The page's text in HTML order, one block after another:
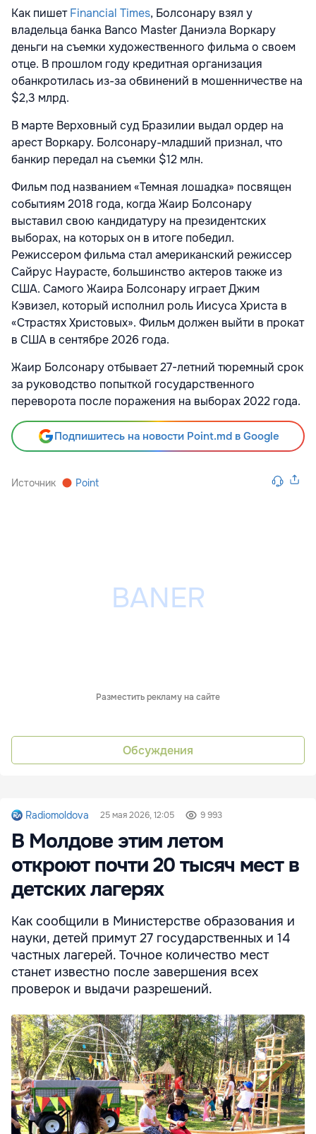
Как пишетFinancial Times, Болсонару взял у
владельца банка Banco Master Даниэла Воркару
деньги на съемки художественного фильма о своем
отце. В прошлом году кредитная организация
обанкротилась из-за обвинений в мошенничестве на
$2,3 млрд.
В марте Верховный суд Бразилии выдал ордер на
арест Воркару. Болсонару-младший признал, что
банкир передал на съемки $12 млн.
Фильм под названием «Темная лошадка» посвящен
событиям 2018 года, когда Жаир Болсонару
выставил свою кандидатуру на президентских
выборах, на которых он в итоге победил.
Режиссером фильма стал американский режиссер
Сайрус Наурасте, большинство актеров также из
США. Самого Жаира Болсонару играет Джим
Кэвизел, который исполнил роль Иисуса Христа в
«Страстях Христовых». Фильм должен выйти в прокат
в США в сентябре 2026 года.
Жаир Болсонару отбывает 27-летний тюремный срок
за руководство попыткой государственного
переворота после поражения на выборах 2022 года.
Подпишитесь на новости Point.md в Google
Источник Point
Разместить рекламу на сайте
Обсуждения
Radiomoldova 25 мая 2026, 12:05 9 993
В Молдове этим летом
откроют почти 20 тысяч мест в
детских лагерях
Как сообщили в Министерстве образования и
науки, детей примут 27 государственных и 14
частных лагерей. Точное количество мест
станет известно после завершения всех
проверок и выдачи разрешений.